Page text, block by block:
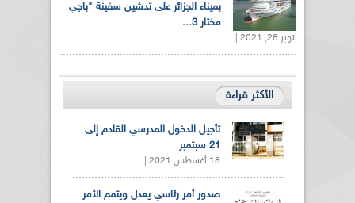
بميناء الجزائر على تدشين سفينة "باجي
مختار 3...
أكتوبر 28, 2021 |
الأكثر قراءة
تأجيل الدخول المدرسي القادم إلى
21 سبتمبر
18 أغسطس 2021 |
صدور أمر رئاسي يعدل ويتمم الأمر